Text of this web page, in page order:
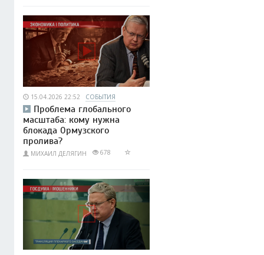
15.04.2026 22:52 СОБЫТИЯ
Проблема глобального
масштаба: кому нужна
блокада Ормузского
пролива?
МИХАИЛ ДЕЛЯГИН 678